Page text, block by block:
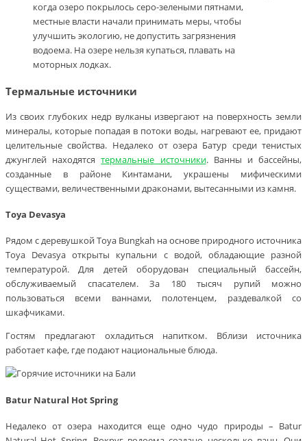
когда озеро покрылось серо-зелеными пятнами,
местные власти начали принимать меры, чтобы
улучшить экологию, не допустить загрязнения
водоема. На озере нельзя купаться, плавать на
моторных лодках.
Термальные источники
Из своих глубоких недр вулканы извергают на поверхность земли
минералы, которые попадая в потоки воды, нагревают ее, придают
целительные свойства. Недалеко от озера Батур среди тенистых
джунглей находятсятермальные источники. Ванны и бассейны,
созданные в районе Кинтамани, украшены мифическими
существами, величественными драконами, вытесанными из камня.
Toya Devasya
Рядом с деревушкой Toya Bungkah на основе природного источника
Toya Devasya открыты купальни с водой, обладающие разной
температурой. Для детей оборудован специальный бассейн,
обслуживаемый спасателем. За 180 тысяч рупий можно
пользоваться всеми ваннами, полотенцем, раздевалкой со
шкафчиками.
Гостям предлагают охладиться напитком. Вблизи источника
работает кафе, где подают национальные блюда.
Batur Natural Hot Spring
Недалеко от озера находится еще одно чудо природы – Batur